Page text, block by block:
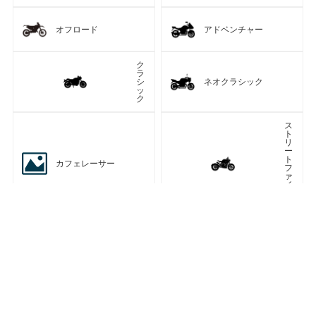
オフロード アドベンチャー
ク
ラ
シ
ッ
ク
ネオクラシック
カフェレーサー
ス
ト
リ
ー
ト
フ
ァ
イ